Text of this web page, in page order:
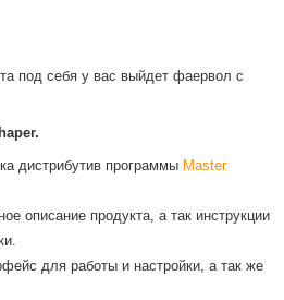
под себя у вас выйдет фаервол с
дистрибутив программы Master
описание продукта, а так инструкции
для работы и настройки, а так же